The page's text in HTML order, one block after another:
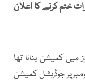
ختم کرنے کا اعلان
گوہر کا کہنا تھا حکومت نے 7 روز میں کمیشن بنانا تھا
اب تک حکومت نے 9 مئی اور 26 نومبر پر جوڈیشل کمیشن